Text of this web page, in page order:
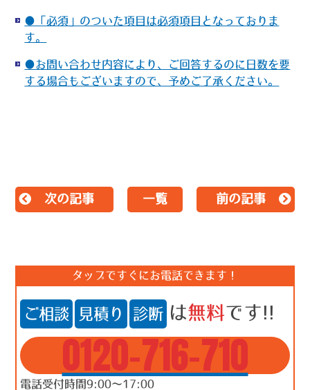
●「必須」のついた項目は必須項目となっておりま
す。
●お問い合わせ内容により、ご回答するのに日数を要
する場合もございますので、予めご了承ください。
次の記事 一覧 前の記事
タップですぐにお電話できます！
ご相談 見積り 診断 は無料です!!
0120-716-710
電話受付時間9:00～17:00